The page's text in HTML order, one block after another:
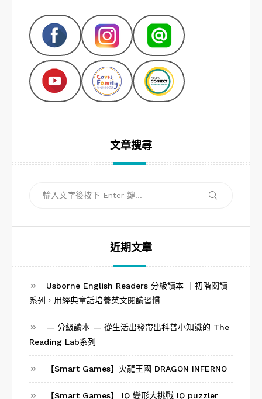
文章搜尋
搜
近期文章
Usborne English Readers 分級讀本 ｜初階閱讀
系列，用經典童話培養英文閱讀習慣
— 分級讀本 — 從生活出發帶出科普小知識的 The
Reading Lab系列
【Smart Games】火龍王國 DRAGON INFERNO
【Smart Games】 IQ 變形大挑戰 IQ puzzler